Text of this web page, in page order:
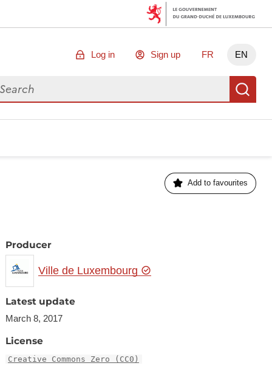
Log in Sign up FR EN
for data
Add to favourites
Producer
Ville de Luxembourg
Latest update
March 8, 2017
License
Creative Commons Zero (CC0)